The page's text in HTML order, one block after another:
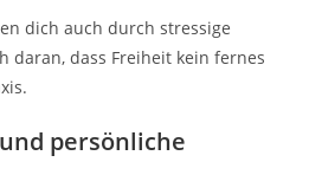
dich auch durch stressige
daran, dass Freiheit kein fernes
persönliche